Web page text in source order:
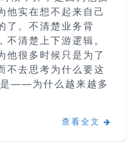
他实在想不起来自己
了。不清楚业务背
清楚上下游逻辑。
他很多时候只是为了
不去思考为什么要这
——为什么越来越多
查看全文